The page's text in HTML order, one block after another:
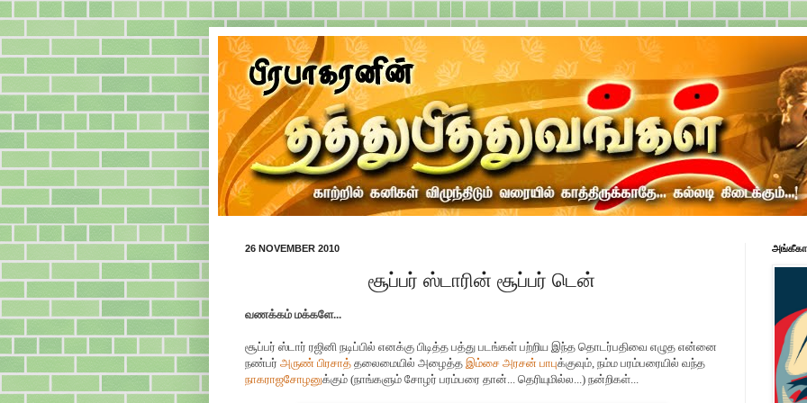
26 NOVEMBER 2010
சூப்பர் ஸ்டாரின் சூப்பர் டென்
வணக்கம் மக்களே...
சூப்பர் ஸ்டார் ரஜினி நடிப்பில் எனக்கு பிடித்த பத்து படங்கள் பற்றிய இந்த தொடர்பதிவை எழுத என்னை
நண்பர் அருண் பிரசாத் தலைமையில் அழைத்த இம்சை அரசன் பாபுக்குவும், நம்ம பரம்பரையில் வந்த
நாகராஜசோழனுக்கும் (நாங்களும் சோழர் பரம்பரை தான்... தெரியுமில்ல...) நன்றிகள்...